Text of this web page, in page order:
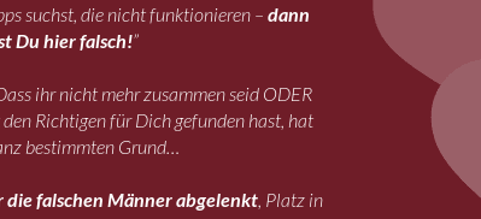
suchst, die nicht funktionieren – dann
Du hier falsch!”
ihr nicht mehr zusammen seid ODER
Richtigen für Dich gefunden hast, hat
bestimmten Grund…
die falschen Männer abgelenkt, Platz in